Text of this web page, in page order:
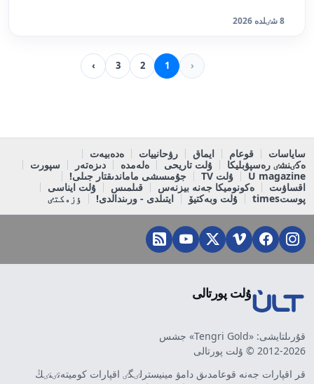
8 شٸلدە 2026
‹
1
2
3
›
ساياسات قوعام ايماق رۋحانييات
ەدەبيەت
ەكٸنشٸ رەسپۋبليكا
ۇلت تاريحى ەلەمدە دىزەتەر
سپورت
U magazine
ۇلت TV
جۇمىسشى ماماندىقتار جىلى!
اقساۋىت
ەكونوميكا جەنە بيزنەس قىلمىس
ۇلت ايناسى
پوستtimes
ۇلت وبەكتيۆ ايتىلدى - ورىندالدى! ٶزەكتٸ
ۇلت پورتالى
قۇرىلتايشى: «Tengri Gold» جشس
2012-2026 © ۇلت پورتالى
قر اقپارات جەنە قوعامدىق دامۋ مينيسترلٸگٸ اقپارات كوميتەتٸنٸڭ